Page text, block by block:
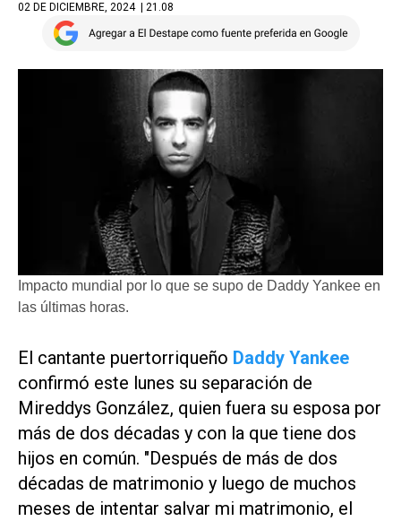
02 DE DICIEMBRE, 2024 | 21.08
Impacto mundial por lo que se supo de Daddy Yankee en
las últimas horas.
El cantante puertorriqueño Daddy Yankee
confirmó este lunes su separación de
Mireddys González, quien fuera su esposa por
más de dos décadas y con la que tiene dos
hijos en común. "Después de más de dos
décadas de matrimonio y luego de muchos
meses de intentar salvar mi matrimonio, el